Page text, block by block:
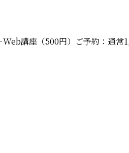
講座（500円）ご予約：通